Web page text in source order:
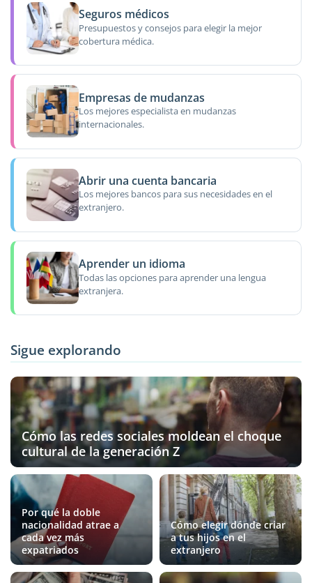
Seguros médicos
Presupuestos y consejos para elegir la mejor
cobertura médica.
Empresas de mudanzas
Los mejores especialista en mudanzas
internacionales.
Abrir una cuenta bancaria
Los mejores bancos para sus necesidades en el
extranjero.
Aprender un idioma
Todas las opciones para aprender una lengua
extranjera.
Sigue explorando
Cómo las redes sociales moldean el choque
cultural de la generación Z
Por qué la doble
nacionalidad atrae a
cada vez más
expatriados
Cómo elegir dónde criar
a tus hijos en el
extranjero